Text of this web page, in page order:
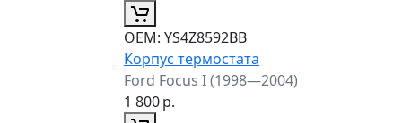
ОЕМ: YS4Z8592BB
Корпус термостата
Ford Focus I (1998—2004)
1 800р.